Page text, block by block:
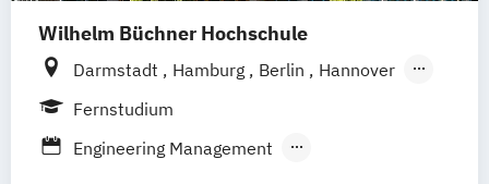
Wilhelm Büchner Hochschule
Darmstadt Hamburg Berlin
Hannover
Bonn
Nürnberg
Zürich Rostock Dortmund
Fernstudium
Engineering Management